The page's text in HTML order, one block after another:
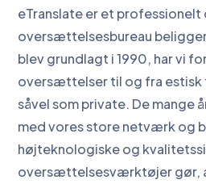
eTranslate er et professionelt
oversættelsesbureau
blev grundlagt i 1990, har vi
oversættelser til og fra estisk
såvel som private. De mange
med vores store netværk og
højteknologiske og
oversættelsesværktøjer gør,